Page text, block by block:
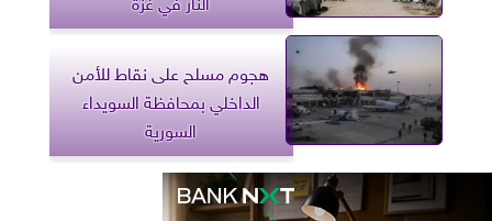
هجوم مسلح على نقاط للأمن
الداخلي بمحافظة السويداء
السورية